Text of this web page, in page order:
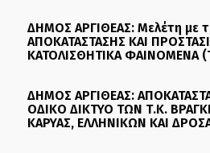
ΔΗΜΟΣ ΑΡΓΙΘΕΑΣ: Μελέτη με
ΑΠΟΚΑΤΑΣΤΑΣΗΣ ΚΑΙ
ΚΑΤΟΛΙΣΘΗΤΙΚΑ ΦΑΙΝΟΜΕΝΑ
ΔΗΜΟΣ ΑΡΓΙΘΕΑΣ:
ΟΔΙΚΟ ΔΙΚΤΥΟ ΤΩΝ Τ.Κ.
ΚΑΡΥΑΣ, ΕΛΛΗΝΙΚΩΝ ΚΑΙ